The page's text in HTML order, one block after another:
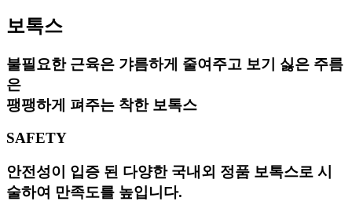
보톡스
불필요한 근육은 갸름하게 줄여주고 보기 싫은 주름
은
팽팽하게 펴주는 착한 보톡스
SAFETY
안전성이 입증 된 다양한 국내외 정품 보톡스로 시
술하여 만족도를 높입니다.